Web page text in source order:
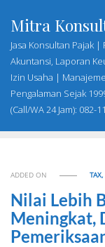
content
Mitra
Jasa Konsultan Pajak
Akuntansi, Laporan
Izin Usaha |
Pengalaman Sejak
(Call/WA 24 Jam): 082-
ADDED ON
Nilai Lebih
Meningkat,